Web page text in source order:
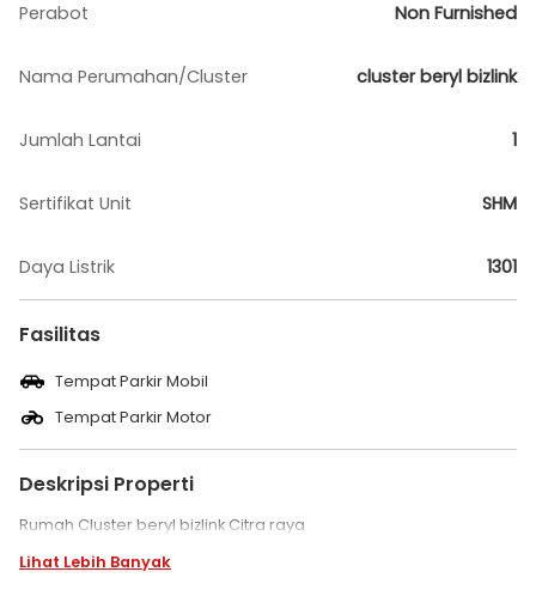
Perabot Non Furnished
Nama Perumahan/Cluster cluster beryl bizlink
Jumlah Lantai 1
Sertifikat Unit SHM
Daya Listrik 1301
Fasilitas
Tempat Parkir Mobil
Tempat Parkir Motor
Deskripsi Properti
Rumah Cluster beryl bizlink Citra raya
Lihat Lebih Banyak